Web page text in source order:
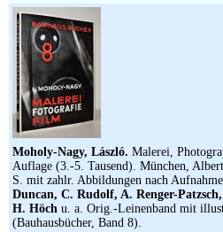
Moholy-Nagy, László. Malerei,
Auflage (3.-5. Tausend). München,
S. mit zahlr. Abbildungen nach
Duncan, C. Rudolf, A. Renger-
H. Höch u. a. Orig.-Leinenband mit
(Bauhausbücher, Band 8).